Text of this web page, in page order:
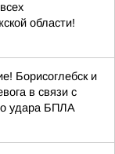
области!
Борисоглебск и
в связи с
удара БПЛА